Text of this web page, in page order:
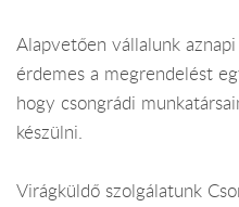
Alapvetően vállalunk
érdemes a megrendelést
hogy csongrádi
készülni.
Virágküldő szolgálatunk